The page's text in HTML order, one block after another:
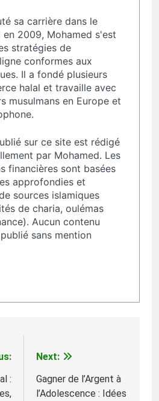
sa carrière dans le
2009, Mohamed s'est
stratégies de
conformes aux
Il a fondé plusieurs
halal et travaille avec
musulmans en Europe et
sur ce site est rédigé
par Mohamed. Les
financières sont basées
approfondies et
sources islamiques
de charia, oulémas
Aucun contenu
sans mention
:
Next:
Gagner de l’Argent à
l’Adolescence : Idées